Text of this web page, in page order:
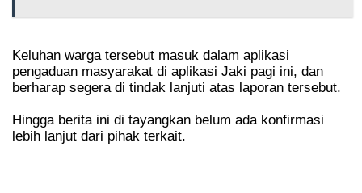
Keluhan warga tersebut masuk dalam aplikasi
pengaduan masyarakat di aplikasi Jaki pagi ini, dan
berharap segera di tindak lanjuti atas laporan tersebut.
Hingga berita ini di tayangkan belum ada konfirmasi
lebih lanjut dari pihak terkait.